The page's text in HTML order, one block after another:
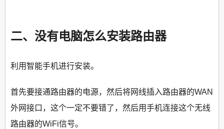
二、没有电脑怎么安装路由器
利用智能手机进行安装。
首先要接通路由器的电源，然后将网线插入路由器的WAN
外网接口，这个一定不要错了，然后用手机连接这个无线
路由器的WiFi信号。